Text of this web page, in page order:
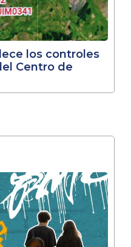
los controles
Centro de